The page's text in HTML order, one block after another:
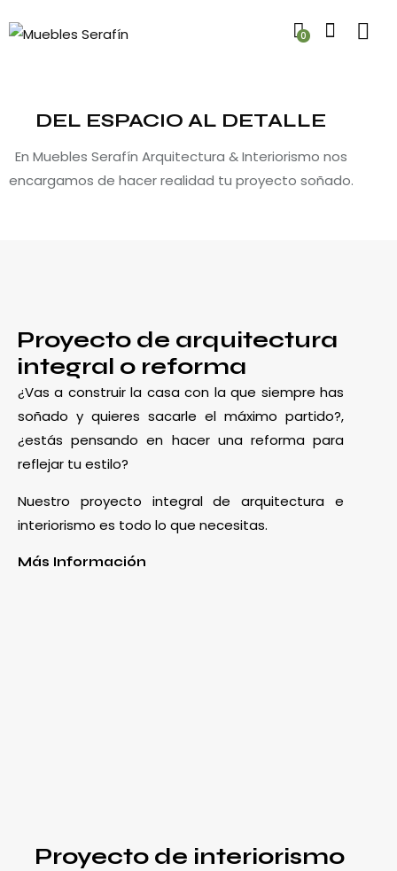
0
DEL ESPACIO AL DETALLE
En Muebles Serafín Arquitectura & Interiorismo nos
encargamos de hacer realidad tu proyecto soñado.
Proyecto de arquitectura
integral o reforma
¿Vas a construir la casa con la que siempre has
soñado y quieres sacarle el máximo partido?,
¿estás pensando en hacer una reforma para
reflejar tu estilo?
Nuestro proyecto integral de arquitectura e
interiorismo es todo lo que necesitas.
Más Información
Proyecto de interiorismo